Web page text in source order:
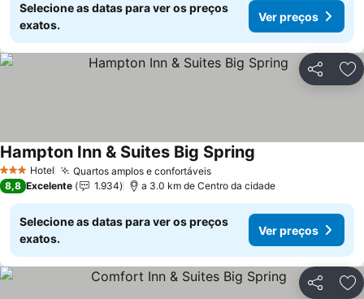
Selecione as datas para ver os preços
exatos.
Ver preços
Partilhar
3 EstrelasHotel Quartos amplos e confortáveisVer preços
Hampton Inn & Suites Big Spring
8,8 Excelente 1.934 a 3.0 km de Centro da cidade
Selecione as datas para ver os preços
exatos.
Ver preços
Partilhar